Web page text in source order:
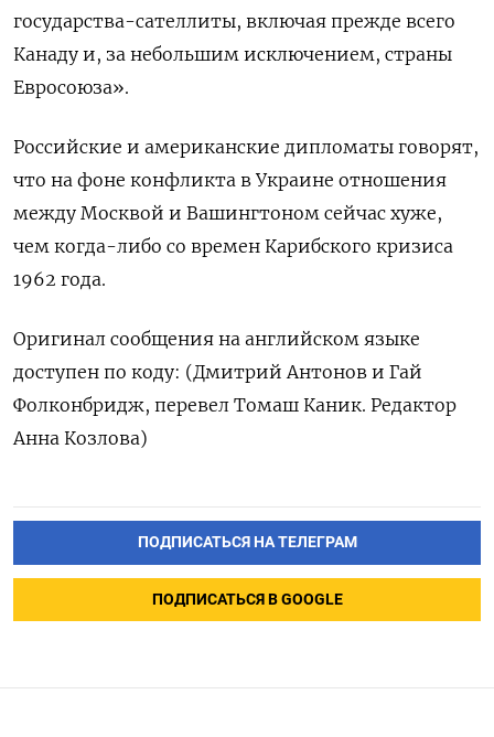
государства-сателлиты, включая прежде всего
Канаду и, за небольшим исключением, страны
Евросоюза».
Российские и американские дипломаты говорят,
что на фоне конфликта в Украине отношения
между Москвой и Вашингтоном сейчас хуже,
чем когда-либо со времен Карибского кризиса
1962 года.
Оригинал сообщения на английском языке
доступен по коду: (Дмитрий Антонов и Гай
Фолконбридж, перевел Томаш Каник. Редактор
Анна Козлова)
ПОДПИСАТЬСЯ НА ТЕЛЕГРАМ
ПОДПИСАТЬСЯ В GOOGLE